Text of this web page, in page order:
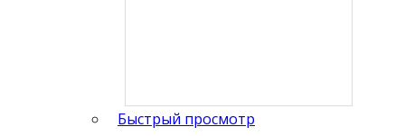
Быстрый просмотр